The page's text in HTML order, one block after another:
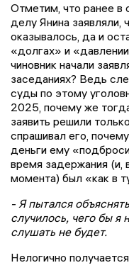
Отметим, что ранее в
делу Янина заявляли,
оказывалось, да и
«долгах» и
чиновник начали
заседаниях? Ведь
суды по этому
2025, почему же
заявить решили
спрашивал его,
деньги ему
время задержания (и,
момента) был «как в
- Я пытался
случилось, чего бы я
слушать не будет.
Нелогично